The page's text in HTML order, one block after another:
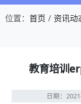
位置： 首页 资讯动
教育培训
日期：